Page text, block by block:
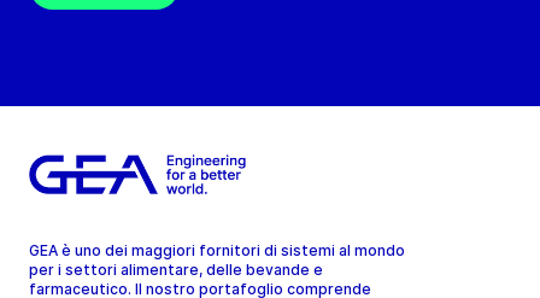
GEA è uno dei maggiori fornitori di sistemi al mondo
per i settori alimentare, delle bevande e
farmaceutico. Il nostro portafoglio comprende